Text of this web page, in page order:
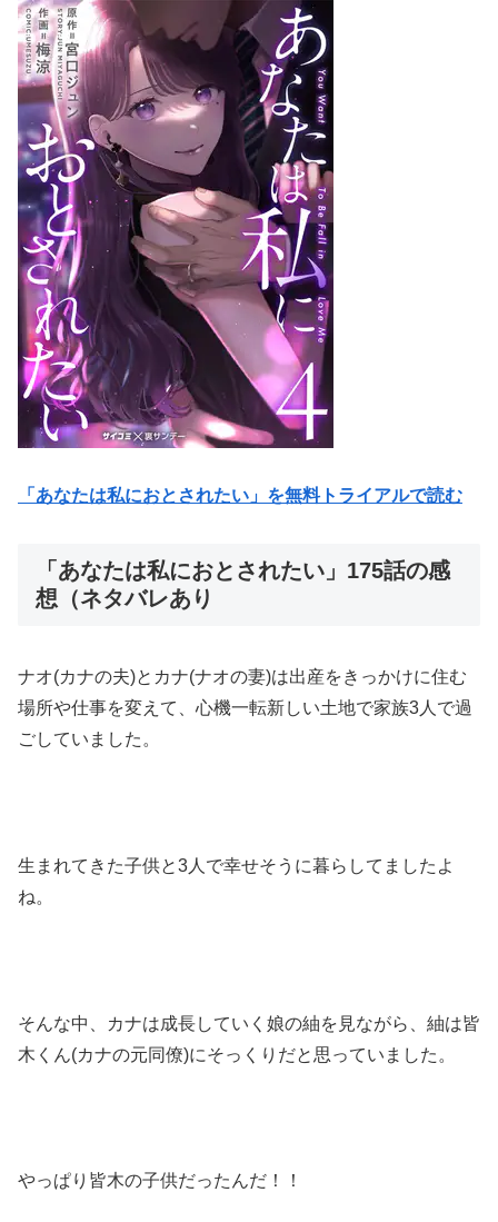
「あなたは私におとされたい」を無料トライアルで読む
「あなたは私におとされたい」175話の感
想（ネタバレあり
ナオ(カナの夫)とカナ(ナオの妻)は出産をきっかけに住む
場所や仕事を変えて、心機一転新しい土地で家族3人で過
ごしていました。
生まれてきた子供と3人で幸せそうに暮らしてましたよ
ね。
そんな中、カナは成長していく娘の紬を見ながら、紬は皆
木くん(カナの元同僚)にそっくりだと思っていました。
やっぱり皆木の子供だったんだ！！